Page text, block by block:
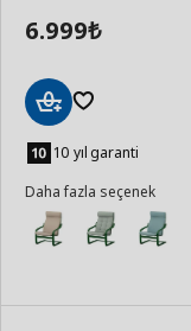
6.999₺
Ekle 10 yıl garanti
Daha fazla seçenek